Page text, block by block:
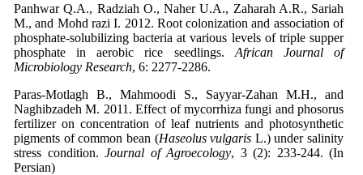
Panhwar Q.A., Radziah O., Naher U.A., Zaharah A.R., Sariah
M., and Mohd razi I. 2012. Root colonization and association of
phosphate-solubilizing bacteria at various levels of triple supper
phosphate in aerobic rice seedlings. African
Journal of
Microbiology Research, 6: 2277-2286.
Paras-Motlagh B., Mahmoodi S., Sayyar-Zahan M.H., and
Naghibzadeh M. 2011. Effect of mycorrhiza fungi and phosorus
fertilizer on concentration of leaf nutrients and photosynthetic
pigments of common bean (Haseolus vulgaris L.) under salinity
stress condition. Journal of Agroecology, 3 (2): 233-244. (In
Persian)